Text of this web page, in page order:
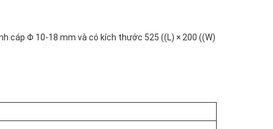
cáp Φ 10-18 mm và có kích thước 525 ((L) × 200 ((W)